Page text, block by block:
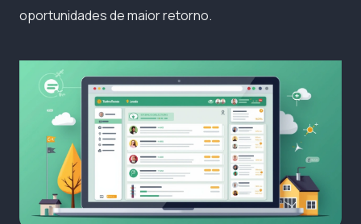
oportunidades de maior retorno.